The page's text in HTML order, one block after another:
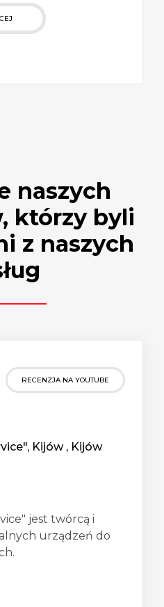
naszych
którzy byli
z naszych
RECENZJA NA YOUTUBE
Kijów , Kijów
jest twórcą i
urządzeń do